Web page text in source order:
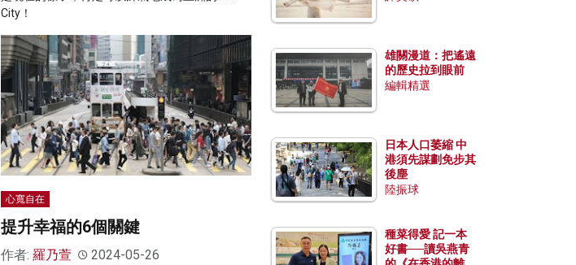
City！
心寬自在
提升幸福的6個關鍵
作者: 羅乃萱 2024-05-26
雄關漫道：把遙遠
的歷史拉到眼前
編輯精選
日本人口萎縮 中
港須先謀劃免步其
後塵
陸振球
種菜得愛 記一本
好書──讀吳燕青